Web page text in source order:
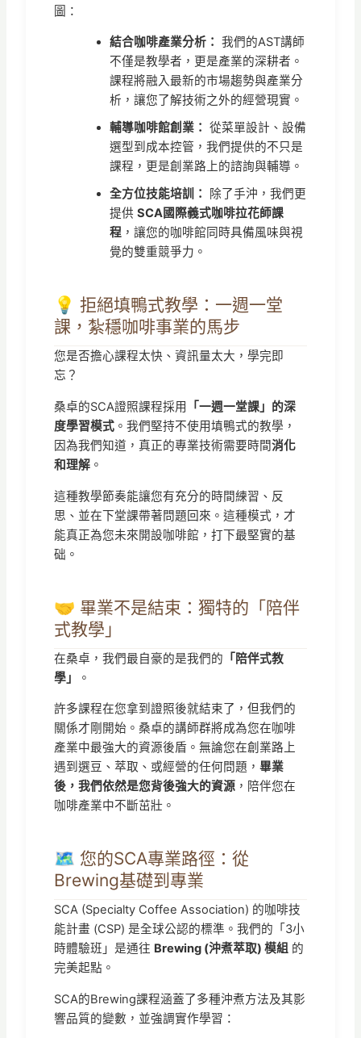
圖：
結合咖啡產業分析： 我們的AST講師
不僅是教學者，更是產業的深耕者。
課程將融入最新的市場趨勢與產業分
析，讓您了解技術之外的經營現實。
輔導咖啡館創業： 從菜單設計、設備
選型到成本控管，我們提供的不只是
課程，更是創業路上的諮詢與輔導。
全方位技能培訓：
除了手沖，我們更
提供 SCA國際義式咖啡拉花師課
程，讓您的咖啡館同時具備風味與視
覺的雙重競爭力。
💡 拒絕填鴨式教學：一週一堂
課，紮穩咖啡事業的馬步
您是否擔心課程太快、資訊量太大，學完即
忘？
桑卓的SCA證照課程採用
「一週一堂課」的深
度學習模式。我們堅持不使用填鴨式的教學，
因為我們知道，真正的專業技術需要時間消化
和理解。
這種教學節奏能讓您有充分的時間練習、反
思、並在下堂課帶著問題回來。這種模式，才
能真正為您未來開設咖啡館，打下最堅實的基
础。
🤝 畢業不是結束：獨特的「陪伴
式教學」
在桑卓，我們最自豪的是我們的 「陪伴式教
學」
。
許多課程在您拿到證照後就結束了，但我們的
關係才剛開始。桑卓的講師群將成為您在咖啡
產業中最強大的資源後盾。無論您在創業路上
遇到選豆、萃取、或經營的任何問題， 畢業
後，我們依然是您背後強大的資源，陪伴您在
咖啡產業中不斷茁壯。
🗺️ 您的SCA專業路徑：從
Brewing基礎到專業
SCA (Specialty Coffee Association) 的咖啡技
能計畫 (CSP) 是全球公認的標準。我們的「3小
時體驗班」是通往 Brewing (沖煮萃取) 模組的
完美起點。
SCA的Brewing課程涵蓋了多種沖煮方法及其影
響品質的變數，並強調實作學習：